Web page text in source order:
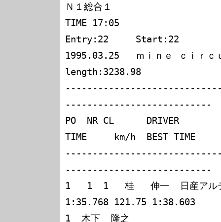
Ｎ１総合１
TIME 17:05
Entry:22     Start:22
1995.03.25   ｍｉｎｅ ｃｉ
length:3238.98
---------------------------
PO  NR CL      DRIVER
TIME     km/h  BEST TIME
---------------------------
1   1  1   桂   伸一  日産アルテ
1:35.768 121.75 1:38.603
1  木下  隆之